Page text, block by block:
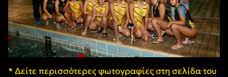
* Δείτε περισσότερες φωτογραφίες στη σελίδα του